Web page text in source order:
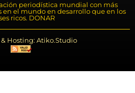
periodística mundial con más
en el mundo en desarrollo que en los
ricos. DONAR
Hosting: Atiko.Studio